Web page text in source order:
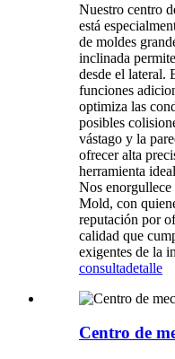
Nuestro centro
está
de moldes
inclinada
desde el lateral.
funciones
optimiza las
posibles
vástago y la
ofrecer alta
herramienta
Nos
Mold, con
reputación por
calidad que
exigentes de la
consultadetalle
Centro de